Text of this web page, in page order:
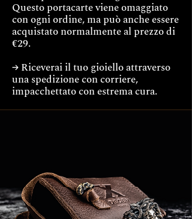
Questo portacarte viene omaggiato
con ogni ordine, ma può anche essere
acquistato normalmente al prezzo di
€29.
→ Riceverai il tuo gioiello attraverso
una spedizione con corriere,
impacchettato con estrema cura.